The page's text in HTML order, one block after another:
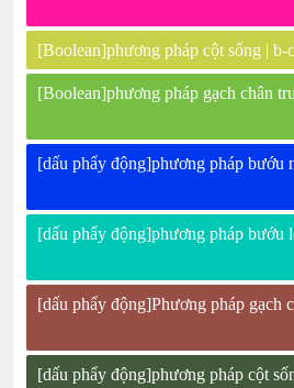
[Boolean]phương pháp cột sống | b-
[Boolean]phương pháp gạch chân
[dấu phẩy động]phương pháp bướu
[dấu phẩy động]phương pháp bướu
[dấu phẩy động]Phương pháp gạch
[dấu phẩy động]phương pháp cột